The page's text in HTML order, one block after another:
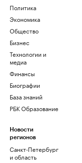
Политика
Экономика
Общество
Бизнес
Технологии и
медиа
Финансы
Биографии
База знаний
РБК Образование
Новости
регионов
Санкт-Петербург
и область